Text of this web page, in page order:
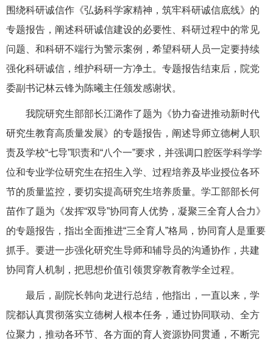
围绕科研诚信作《弘扬科学家精神，筑牢科研诚信底线》的
专题报告，阐述科研诚信建设的必要性、科研过程中的常见
问题、和科研不端行为警示案例，希望科研人员一定要持续
强化科研诚信，维护科研一方净土。专题报告结束后，院党
委副书记林云锋为陈曦主任颁发感谢状。
我院研究生部部长江潞作了题为《协力奋进推动新时代
研究生教育高质量发展》的专题报告，阐述导师立德树人职
责及学校“七导”职责和“八个一”要求，并强调口腔医学科学学
位和专业学位研究生在招生入学、过程培养及毕业授位各环
节的质量监控，要切实提高研究生培养质量。学工部部长何
苗作了题为《发挥“双导”协同育人优势，凝聚三全育人合力》
的专题报告，指出全面推进“三全育人”格局，协同育人是重要
抓手。要进一步强化研究生导师和辅导员的沟通协作，共建
协同育人机制，把思想价值引领贯穿教育教学全过程。
最后，副院长韩向龙进行总结，他指出，一直以来，学
院都认真贯彻落实立德树人根本任务，通过协同联动、全方
位聚力，推动各环节、各方面的育人资源协同贯通，不断完